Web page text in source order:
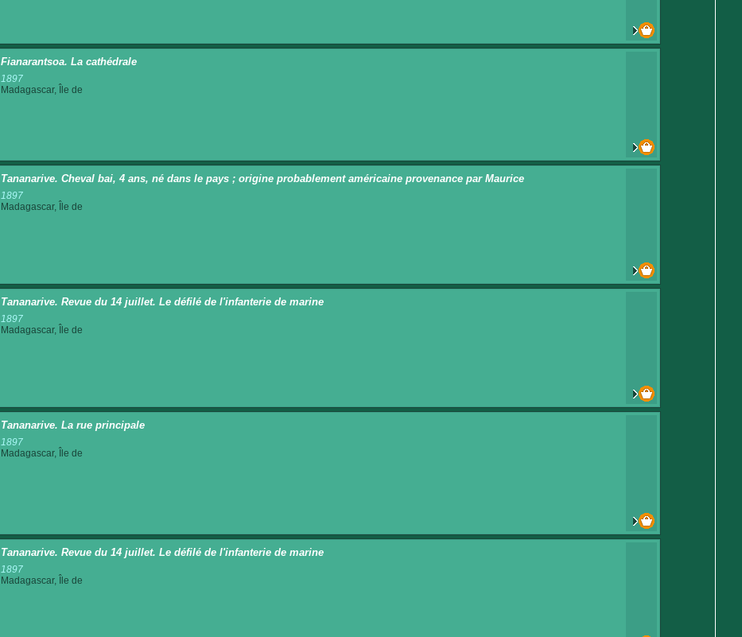
Fianarantsoa. La cathédrale
1897
Madagascar, Île de
Tananarive. Cheval bai, 4 ans, né dans le pays ; origine probablement américaine provenance par Maurice
1897
Madagascar, Île de
Tananarive. Revue du 14 juillet. Le défilé de l'infanterie de marine
1897
Madagascar, Île de
Tananarive. La rue principale
1897
Madagascar, Île de
Tananarive. Revue du 14 juillet. Le défilé de l'infanterie de marine
1897
Madagascar, Île de